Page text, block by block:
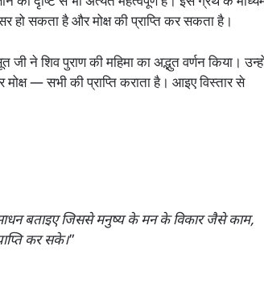
हो सकता है और मोक्ष की प्राप्ति कर सकता है।
ने शिव पुराण की महिमा का अद्भुत वर्णन किया।
मोक्ष — सभी की प्राप्ति कराता है। आइए विस्तार से
बताइए जिससे मनुष्य के मन के विकार जैसे काम,
कर सके।”